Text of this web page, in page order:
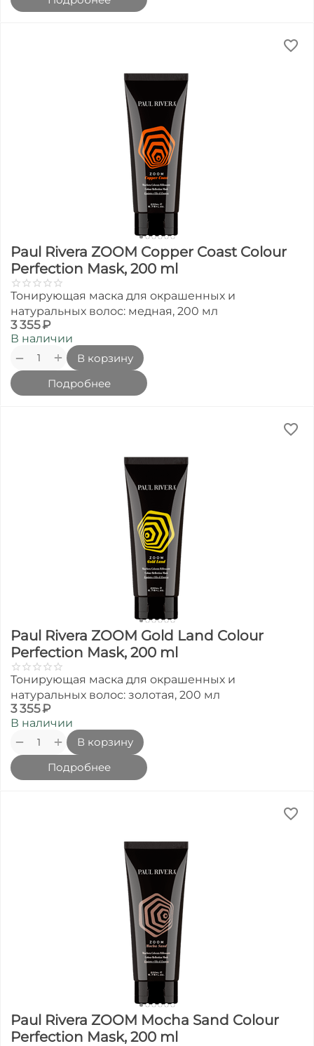
Paul Rivera ZOOM Copper Coast Colour
Perfection Mask, 200 ml
Тонирующая маска для окрашенных и
натуральных волос: медная, 200 мл
3 355₽
В наличии
+
−
В корзину
Подробнее
Paul Rivera ZOOM Gold Land Colour
Perfection Mask, 200 ml
Тонирующая маска для окрашенных и
натуральных волос: золотая, 200 мл
3 355₽
В наличии
+
−
В корзину
Подробнее
Paul Rivera ZOOM Mocha Sand Colour
Perfection Mask, 200 ml